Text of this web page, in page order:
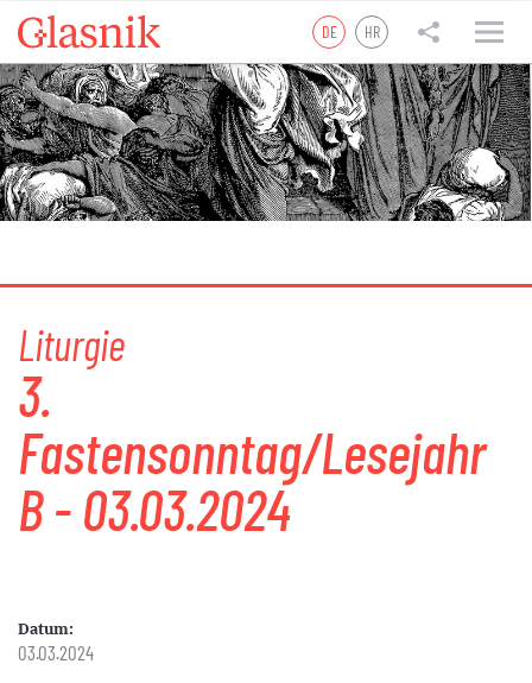
DE HR
tweet
teilen
teilen
Liturgie
3.
Fastensonntag/Lesejahr
B - 03.03.2024
Datum:
03.03.2024